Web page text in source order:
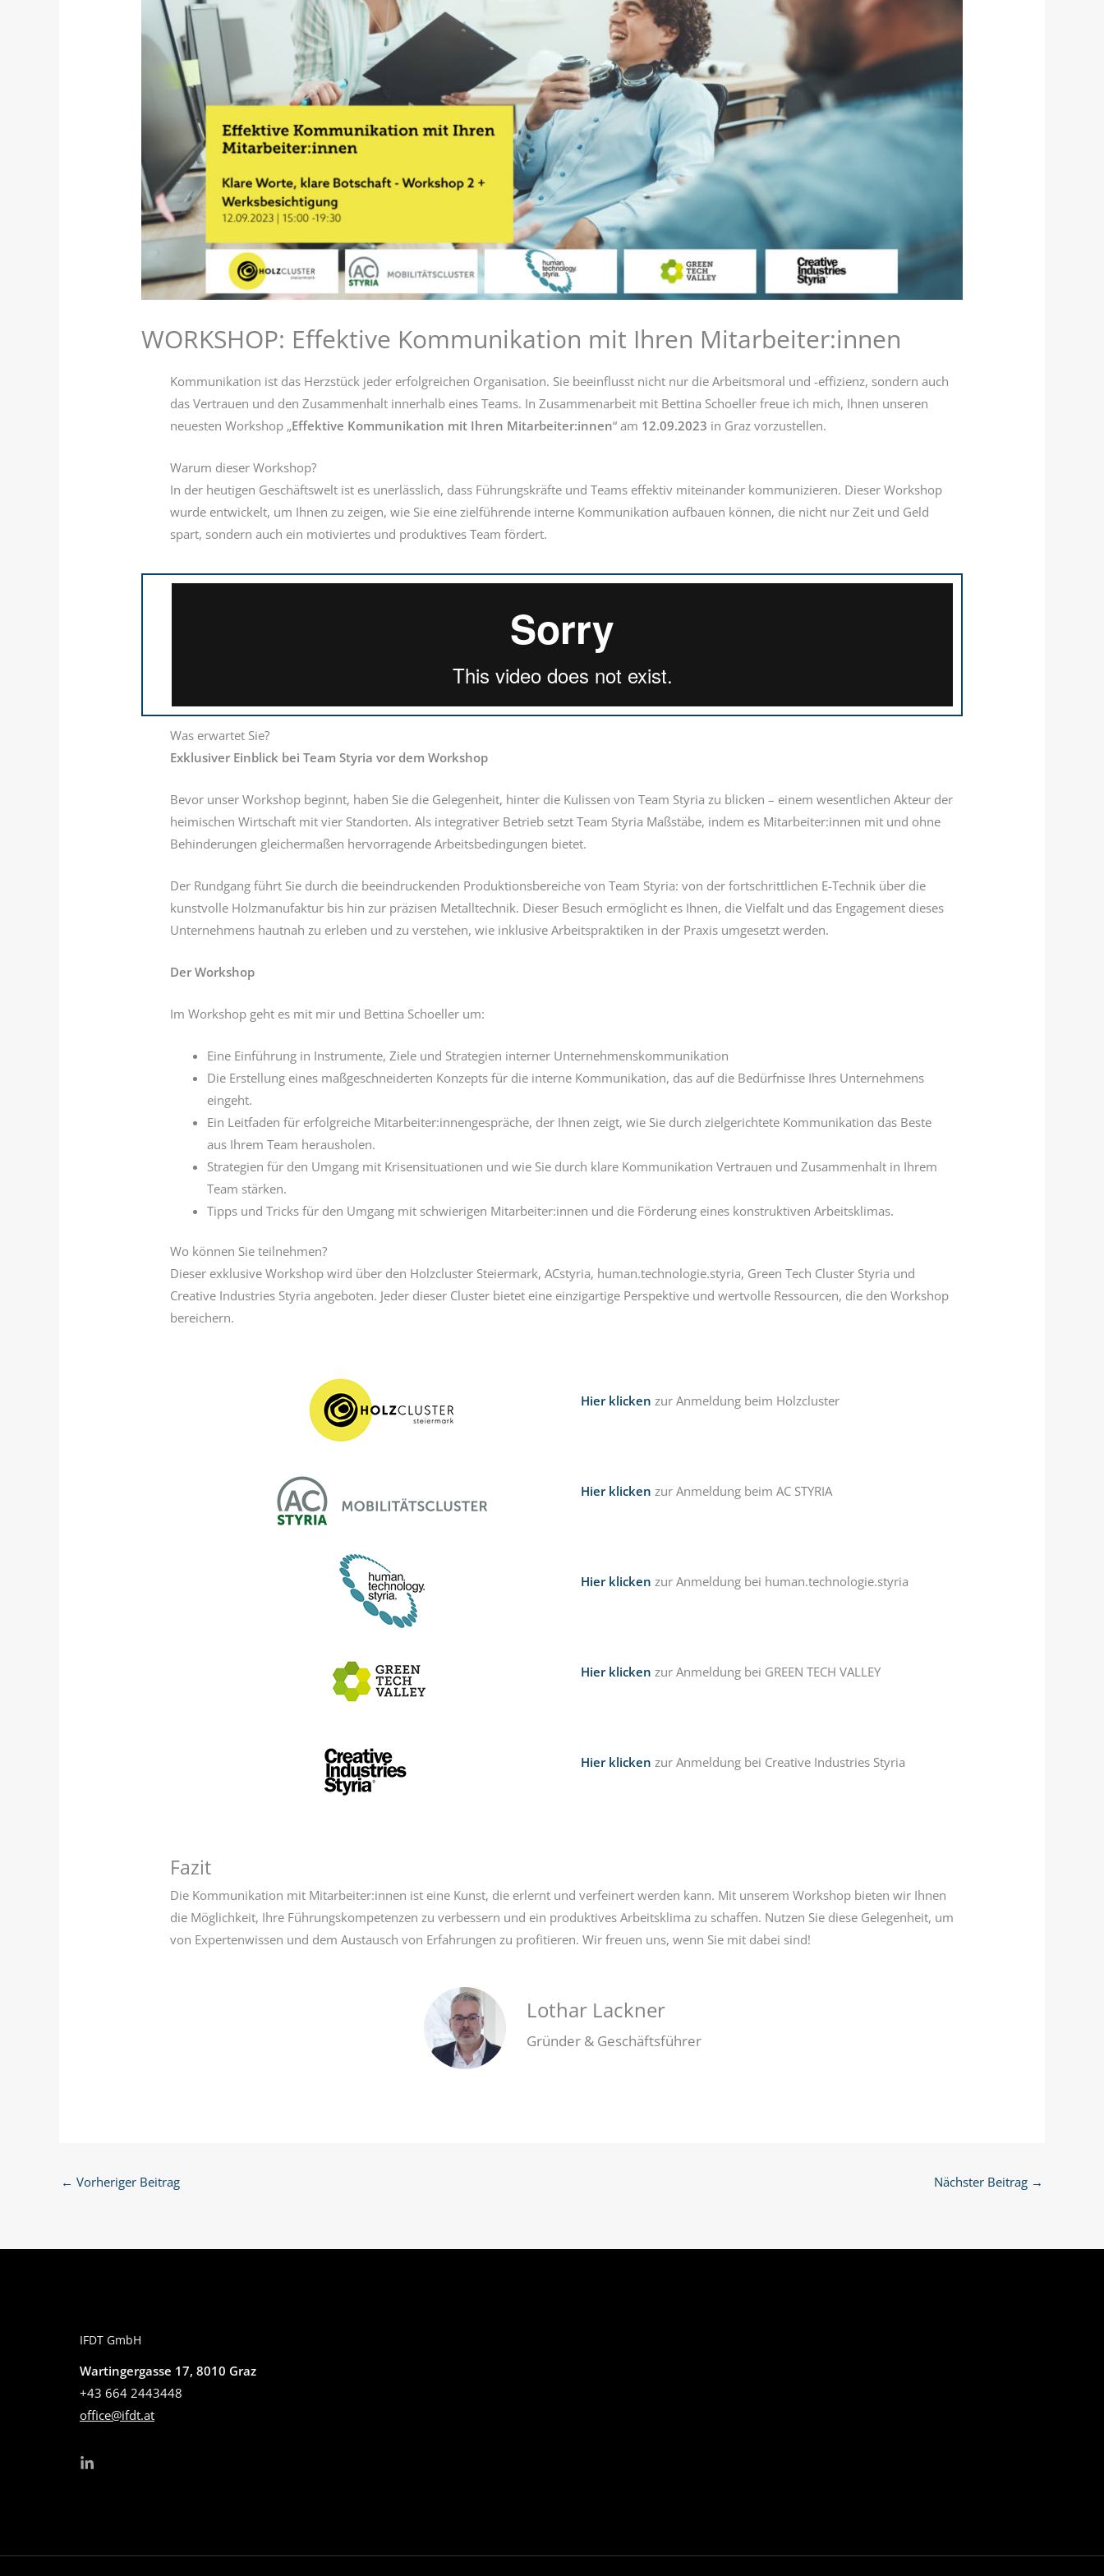
WORKSHOP: Effektive Kommunikation mit Ihren Mitarbeiter:innen
Kommunikation ist das Herzstück jeder erfolgreichen Organisation. Sie beeinflusst nicht nur die Arbeitsmoral und -effizienz, sondern auch
das Vertrauen und den Zusammenhalt innerhalb eines Teams. In Zusammenarbeit mit Bettina Schoeller freue ich mich, Ihnen unseren
neuesten Workshop „Effektive Kommunikation mit Ihren Mitarbeiter:innen“ am 12.09.2023 in Graz vorzustellen.
Warum dieser Workshop?
In der heutigen Geschäftswelt ist es unerlässlich, dass Führungskräfte und Teams effektiv miteinander kommunizieren. Dieser Workshop
wurde entwickelt, um Ihnen zu zeigen, wie Sie eine zielführende interne Kommunikation aufbauen können, die nicht nur Zeit und Geld
spart, sondern auch ein motiviertes und produktives Team fördert.
Was erwartet Sie?
Exklusiver Einblick bei Team Styria vor dem Workshop
Bevor unser Workshop beginnt, haben Sie die Gelegenheit, hinter die Kulissen von Team Styria zu blicken – einem wesentlichen Akteur der
heimischen Wirtschaft mit vier Standorten. Als integrativer Betrieb setzt Team Styria Maßstäbe, indem es Mitarbeiter:innen mit und ohne
Behinderungen gleichermaßen hervorragende Arbeitsbedingungen bietet.
Der Rundgang führt Sie durch die beeindruckenden Produktionsbereiche von Team Styria: von der fortschrittlichen E-Technik über die
kunstvolle Holzmanufaktur bis hin zur präzisen Metalltechnik. Dieser Besuch ermöglicht es Ihnen, die Vielfalt und das Engagement dieses
Unternehmens hautnah zu erleben und zu verstehen, wie inklusive Arbeitspraktiken in der Praxis umgesetzt werden.
Der Workshop
Im Workshop geht es mit mir und Bettina Schoeller um:
Eine Einführung in Instrumente, Ziele und Strategien interner Unternehmenskommunikation
Die Erstellung eines maßgeschneiderten Konzepts für die interne Kommunikation, das auf die Bedürfnisse Ihres Unternehmens
eingeht.
Ein Leitfaden für erfolgreiche Mitarbeiter:innengespräche, der Ihnen zeigt, wie Sie durch zielgerichtete Kommunikation das Beste
aus Ihrem Team herausholen.
Strategien für den Umgang mit Krisensituationen und wie Sie durch klare Kommunikation Vertrauen und Zusammenhalt in Ihrem
Team stärken.
Tipps und Tricks für den Umgang mit schwierigen Mitarbeiter:innen und die Förderung eines konstruktiven Arbeitsklimas.
Wo können Sie teilnehmen?
Dieser exklusive Workshop wird über den Holzcluster Steiermark, ACstyria, human.technologie.styria, Green Tech Cluster Styria und
Creative Industries Styria angeboten. Jeder dieser Cluster bietet eine einzigartige Perspektive und wertvolle Ressourcen, die den Workshop
bereichern.
Hier klicken zur Anmeldung beim Holzcluster
Hier klicken zur Anmeldung beim AC STYRIA
Hier klicken zur Anmeldung bei human.technologie.styria
Hier klicken zur Anmeldung bei GREEN TECH VALLEY
Hier klicken zur Anmeldung bei Creative Industries Styria
Fazit
Die Kommunikation mit Mitarbeiter:innen ist eine Kunst, die erlernt und verfeinert werden kann. Mit unserem Workshop bieten wir Ihnen
die Möglichkeit, Ihre Führungskompetenzen zu verbessern und ein produktives Arbeitsklima zu schaffen. Nutzen Sie diese Gelegenheit, um
von Expertenwissen und dem Austausch von Erfahrungen zu profitieren. Wir freuen uns, wenn Sie mit dabei sind!
Lothar Lackner
Gründer & Geschäftsführer
← Vorheriger Beitrag Nächster Beitrag →
IFDT GmbH
Wartingergasse 17, 8010 Graz
+43 664 2443448
office@ifdt.at